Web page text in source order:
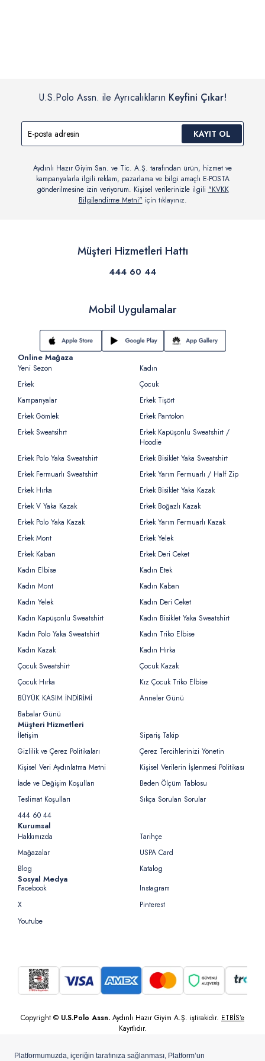
U.S.Polo Assn. ile Ayrıcalıkların Keyfini Çıkar!
KAYIT OL
Aydınlı Hazır Giyim San. ve Tic. A.Ş. tarafından ürün, hizmet ve
kampanyalarla ilgili reklam, pazarlama ve bilgi amaçlı E-POSTA
gönderilmesine izin veriyorum. Kişisel verilerinizle ilgili "KVKK
Bilgilendirme Metni" için tıklayınız.
Müşteri Hizmetleri Hattı
444 60 44
Mobil Uygulamalar
Online Mağaza
Yeni Sezon
Kadın
Erkek
Çocuk
Kampanyalar
Erkek Tişört
Erkek Gömlek
Erkek Pantolon
Erkek Sweatsihrt
Erkek Kapüşonlu Sweatshirt /
Hoodie
Erkek Polo Yaka Sweatshirt
Erkek Bisiklet Yaka Sweatshirt
Erkek Fermuarlı Sweatshirt
Erkek Yarım Fermuarlı / Half Zip
Erkek Hırka
Erkek Bisiklet Yaka Kazak
Erkek V Yaka Kazak
Erkek Boğazlı Kazak
Erkek Polo Yaka Kazak
Erkek Yarım Fermuarlı Kazak
Erkek Mont
Erkek Yelek
Erkek Kaban
Erkek Deri Ceket
Kadın Elbise
Kadın Etek
Kadın Mont
Kadın Kaban
Kadın Yelek
Kadın Deri Ceket
Kadın Kapüşonlu Sweatshirt
Kadın Bisiklet Yaka Sweatshirt
Kadın Polo Yaka Sweatshirt
Kadın Triko Elbise
Kadın Kazak
Kadın Hırka
Çocuk Sweatshirt
Çocuk Kazak
Çocuk Hırka
Kız Çocuk Triko Elbise
BÜYÜK KASIM İNDİRİMİ
Anneler Günü
Babalar Günü
Müşteri Hizmetleri
İletişim
Sipariş Takip
Gizlilik ve Çerez Politikaları
Çerez Tercihlerinizi Yönetin
Kişisel Veri Aydınlatma Metni
Kişisel Verilerin İşlenmesi Politikası
İade ve Değişim Koşulları
Beden Ölçüm Tablosu
Teslimat Koşulları
Sıkça Sorulan Sorular
444 60 44
Kurumsal
Hakkımızda
Tarihçe
Mağazalar
USPA Card
Blog
Katalog
Sosyal Medya
Facebook
Instagram
X
Pinterest
Youtube
Copyright © U.S.Polo Assn. Aydınlı Hazır Giyim A.Ş. iştirakidir. ETBİS’e
Kayıtlıdır.